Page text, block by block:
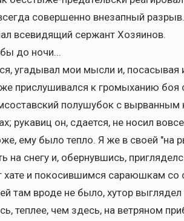
совершенно внезапный
всевидящий сержант Хозяинов.
до ночи...
угадывал мои мысли и, посасывая
прислушивался к громыханию
полушубок с вырванным
рукавиц он, сдается, не носил
ему было тепло. Я же в своей "на
на снегу и, обернувшись,
хате и покосившимся сараюшкам
там вроде не было, хутор
теплее, чем здесь, на ветряном